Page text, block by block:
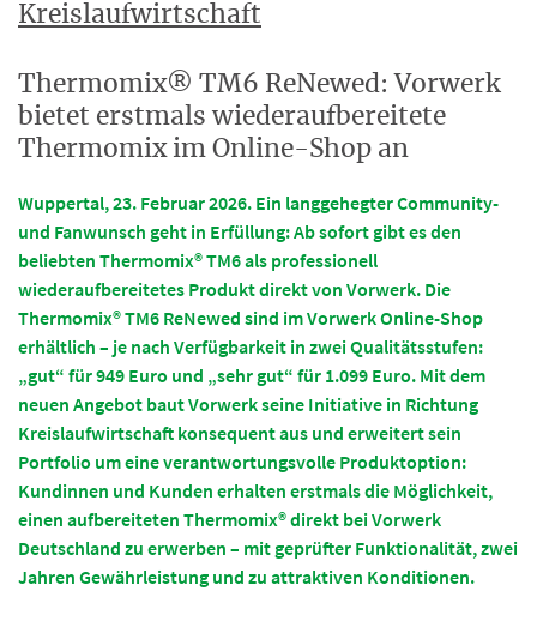
Kreislaufwirtschaft
Thermomix® TM6 ReNewed: Vorwerk
bietet erstmals wiederaufbereitete
Thermomix im Online-Shop an
Wuppertal, 23. Februar 2026. Ein langgehegter Community-
und Fanwunsch geht in Erfüllung: Ab sofort gibt es den
beliebten Thermomix® TM6 als professionell
wiederaufbereitetes Produkt direkt von Vorwerk. Die
Thermomix® TM6 ReNewed sind im Vorwerk Online-Shop
erhältlich – je nach Verfügbarkeit in zwei Qualitätsstufen:
„gut“ für 949 Euro und „sehr gut“ für 1.099 Euro. Mit dem
neuen Angebot baut Vorwerk seine Initiative in Richtung
Kreislaufwirtschaft konsequent aus und erweitert sein
Portfolio um eine verantwortungsvolle Produktoption:
Kundinnen und Kunden erhalten erstmals die Möglichkeit,
einen aufbereiteten Thermomix® direkt bei Vorwerk
Deutschland zu erwerben – mit geprüfter Funktionalität, zwei
Jahren Gewährleistung und zu attraktiven Konditionen.